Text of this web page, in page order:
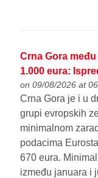
Crna Gora
1.000 eura:
on 09/08/2026 at
Crna Gora je i u
grupi evropskih
minimalnom
podacima
670 eura.
između januara i